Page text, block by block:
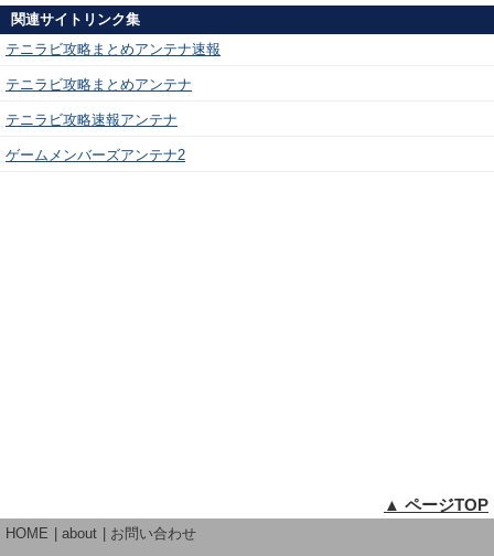
関連サイトリンク集
テニラビ攻略まとめアンテナ速報
テニラビ攻略まとめアンテナ
テニラビ攻略速報アンテナ
ゲームメンバーズアンテナ2
▲ ページTOP
HOME about お問い合わせ